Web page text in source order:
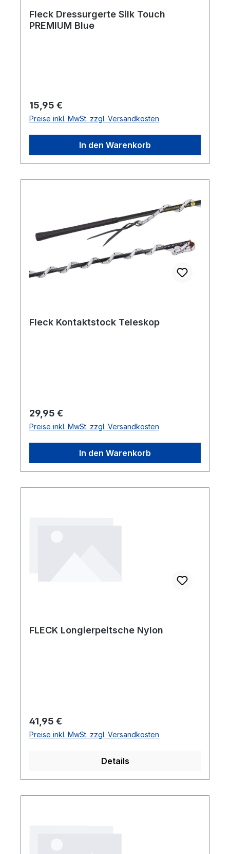
Fleck Dressurgerte Silk Touch
PREMIUM Blue
Regulärer Preis:
15,95 €
Preise inkl. MwSt. zzgl. Versandkosten
In den Warenkorb
Fleck Kontaktstock Teleskop
Regulärer Preis:
29,95 €
Preise inkl. MwSt. zzgl. Versandkosten
In den Warenkorb
FLECK Longierpeitsche Nylon
Regulärer Preis:
41,95 €
Preise inkl. MwSt. zzgl. Versandkosten
Details